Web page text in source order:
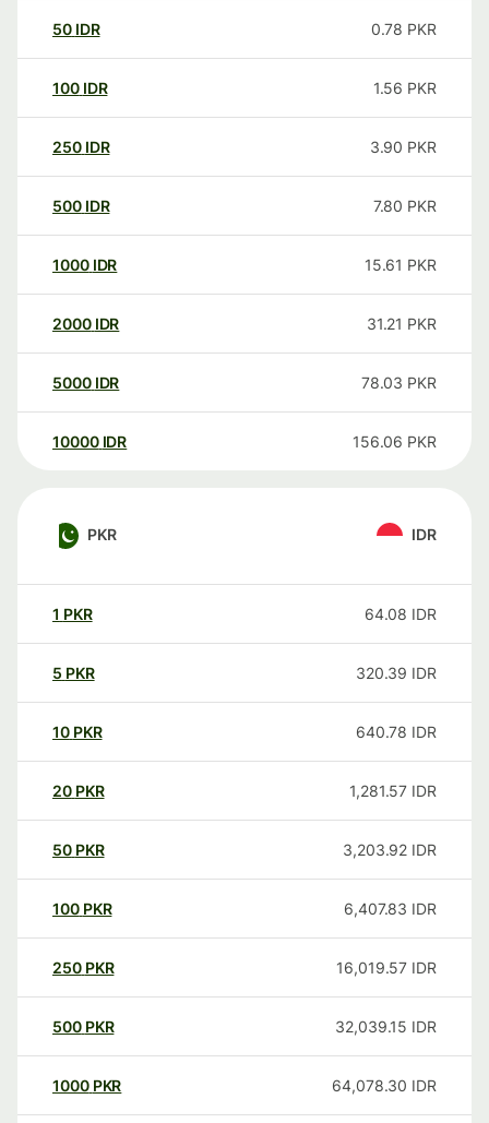
50 IDR 0.78 PKR
100 IDR 1.56 PKR
250 IDR 3.90 PKR
500 IDR 7.80 PKR
1000 IDR 15.61 PKR
2000 IDR 31.21 PKR
5000 IDR 78.03 PKR
10000 IDR 156.06 PKR
PKR IDR
1 PKR 64.08 IDR
5 PKR 320.39 IDR
10 PKR 640.78 IDR
20 PKR 1,281.57 IDR
50 PKR 3,203.92 IDR
100 PKR 6,407.83 IDR
250 PKR 16,019.57 IDR
500 PKR 32,039.15 IDR
1000 PKR 64,078.30 IDR